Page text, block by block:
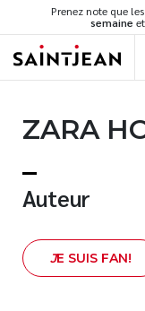
Prenez note que
semaine
Romans
Développement
Spiritualité
Famille
ZARA
Auteur
JE SUIS FAN!